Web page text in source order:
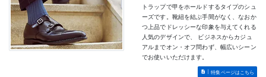
トラップで甲をホールドするタイプのシュ
ーズです。靴紐を結ぶ手間がなく、なおか
つ上品でドレッシーな印象を与えてくれる
人気のデザインで、 ビジネスからカジュ
アルまでオン・オフ問わず、幅広いシーン
でお使いいただけます。
特集ページはこちら